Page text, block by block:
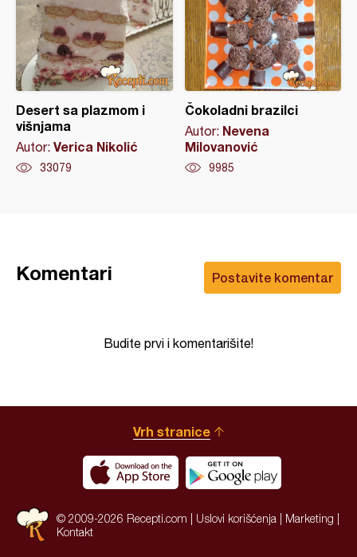
Desert sa plazmom i
višnjama
Autor: Verica Nikolić
33079
Čokoladni brazilci
Autor: Nevena
Milovanović
9985
Postavite komentar
Komentari
Budite prvi i komentarišite!
Vrh stranice
© 2009-2026 Recepti.com | Uslovi korišćenja Marketing
Kontakt